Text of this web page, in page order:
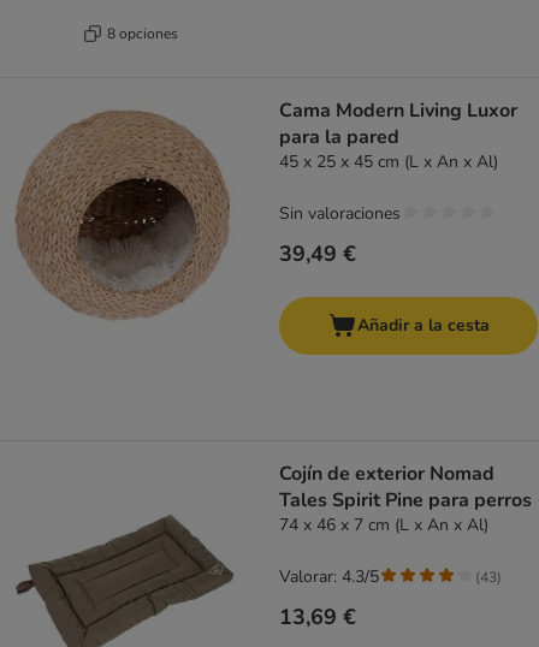
8 opciones
Cama Modern Living Luxor
para la pared
45 x 25 x 45 cm (L x An x Al)
39,49 €
Sin valoraciones
Añadir a la cesta
Cojín de exterior Nomad
Tales Spirit Pine para perros
74 x 46 x 7 cm (L x An x Al)
13,69 €
Valorar: 4.3/5 (43)